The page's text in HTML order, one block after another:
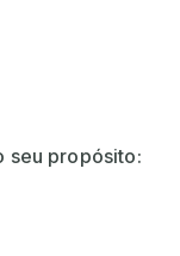
seu propósito: